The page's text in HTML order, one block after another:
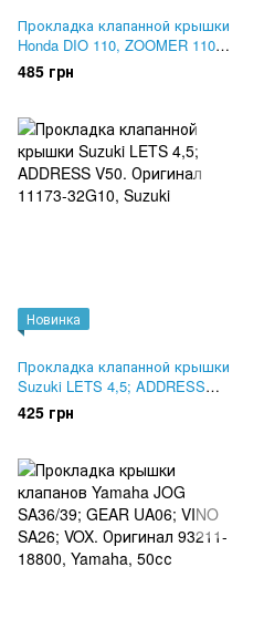
Прокладка клапанной крышки
Honda DIO 110, ZOOMER 110.
Оригинал 12391-GGC-900
485 грн
Новинка
Прокладка клапанной крышки
Suzuki LETS 4,5; ADDRESS
V50. Оригинал 11173-32G10
425 грн